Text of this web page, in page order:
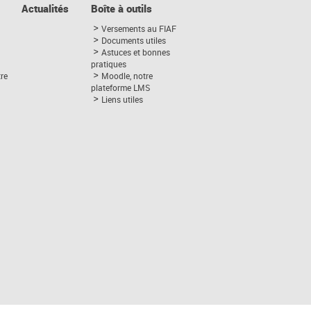
Actualités Boîte à outils
Versements au FIAF
Documents utiles
Astuces et bonnes
pratiques
Moodle, notre
plateforme LMS
Liens utiles